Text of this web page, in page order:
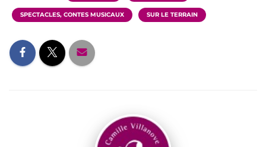
SPECTACLES, CONTES MUSICAUX SUR LE TERRAIN